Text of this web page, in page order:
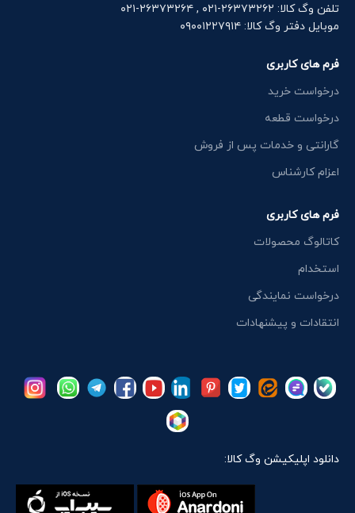
تلفن وگ کالا: ۲۶۳۷۳۲۶۲-۰۲۱ , ۲۶۳۷۳۲۶۴-۰۲۱
موبایل دفتر وگ کالا: ۰۹۰۰۱۲۲۷۹۱۴
فرم های کاربری
درخواست خرید
درخواست قطعه
گارانتی و خدمات پس از فروش
اعزام کارشناس
فرم های کاربری
کاتالوگ محصولات
استخدام
درخواست نمایندگی
انتقادات و پیشنهادات
دانلود اپلیکیشن وگ کالا: